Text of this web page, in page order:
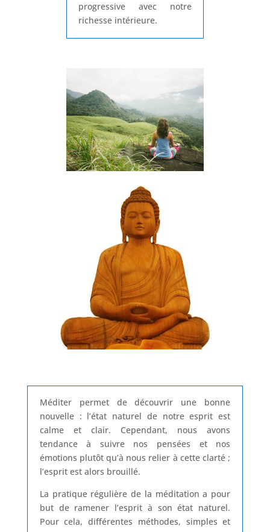
progressive avec notre
richesse intérieure.
Méditer permet de découvrir une bonne
nouvelle : l’état naturel de notre esprit est
calme et clair. Cependant, nous avons
tendance à suivre nos pensées et nos
émotions plutôt qu’à nous relier à cette clarté ;
l’esprit est alors brouillé.
La pratique régulière de la méditation a pour
but de ramener l’esprit à son état naturel.
Pour cela, différentes méthodes, simples et